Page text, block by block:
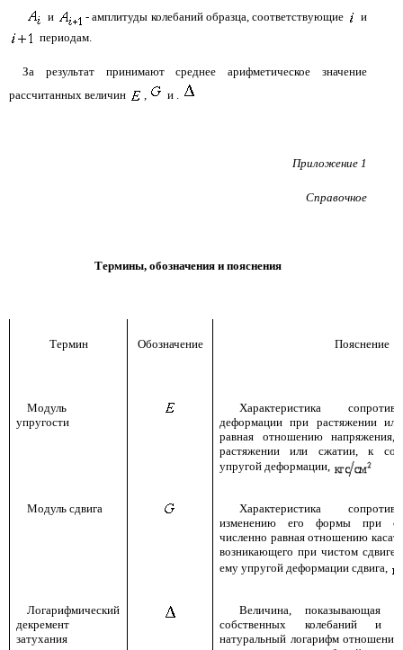
и - амплитуды колебаний образца, соответствующие
и
периодам.
За результат принимают среднее арифметическое значение
рассчитанных величин
и .
Приложение 1
Справочное
Термины, обозначения и пояснения
Термин Обозначение Пояснение
Модуль
упругости
Характеристика
деформации при растяжении
равная отношению напряжения,
растяжении или сжатии, к
упругой деформации,
Модуль сдвига
Характеристика
изменению его формы при
численно равная отношению
возникающего при чистом
ему упругой деформации сдвига,
Логарифмический
декремент
затухания
Величина, показывающая
собственных колебаний и
натуральный логарифм